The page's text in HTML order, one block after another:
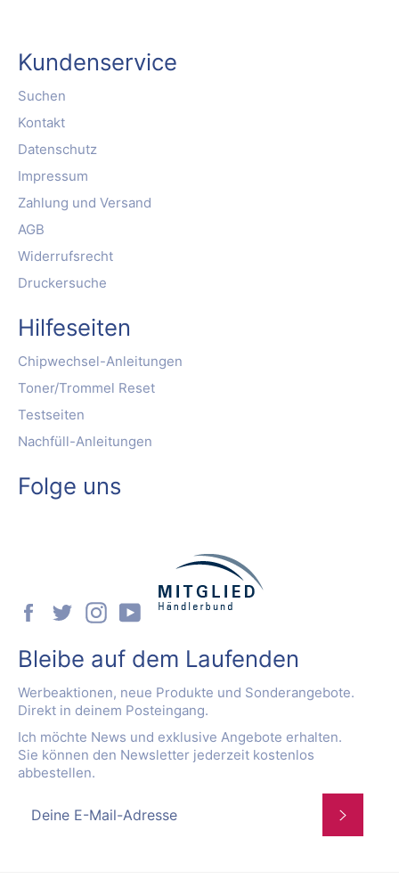
Kundenservice
Suchen
Kontakt
Datenschutz
Impressum
Zahlung und Versand
AGB
Widerrufsrecht
Druckersuche
Hilfeseiten
Chipwechsel-Anleitungen
Toner/Trommel Reset
Testseiten
Nachfüll-Anleitungen
Folge uns
FacebookTwitterInstagramYouTube
Bleibe auf dem Laufenden
Werbeaktionen, neue Produkte und Sonderangebote.
Direkt in deinem Posteingang.
Ich möchte News und exklusive Angebote erhalten.
Sie können den Newsletter jederzeit kostenlos
abbestellen.